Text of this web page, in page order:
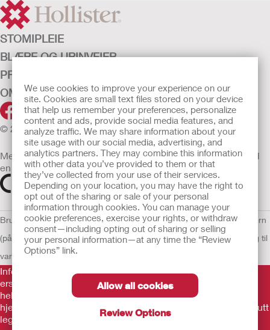
We use cookies to improve your experience on our
site. Cookies are small text files stored on your device
that help us remember your preferences, personalize
content and ads, provide social media features, and
analyze traffic. We may share information about your
site usage with our social media, advertising, and
analytics partners. They may combine this information
with other data you’ve provided to them or that
they’ve collected from your use of their services.
Depending on your location, you may have the right to
opt out of the sharing or sale of your personal
information through cookies. You can manage your
cookie preferences, exercise your rights, or withdraw
consent—including opting out of sharing or selling
your personal information—at any time the “Review
Options” link.
Allow all cookies
Review Options
STOMIPLEIE
BLÆRE OG URINVEIER
PRODUKTER
OM OSS
© 2026 Hollister Incorporated
Medisinsk utstyr som selges i EU er etter behov merket med
en av følgende symboler
BruksvilkårRetningslinjer for personvernRetningslinjer for personvern
(på engelsk)Informasjonskapsler Åpenhetslov Erklæring EU Varsling til
varslere
Informasjonen her er ikke legehjelp, og er ikke ment som
erstatning for råd fra lege eller annen leverandør av
helsetjenester. Denne informasjonen skal ikke brukes som
hjelp ved behov for akutt legehjelp. Hvis du har behov for akutt
legehjelp, må du straks oppsøke behandling personlig.